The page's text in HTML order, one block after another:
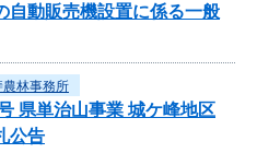
自動販売機設置に係る一般
農林事務所
県単治山事業 城ケ峰地区
公告